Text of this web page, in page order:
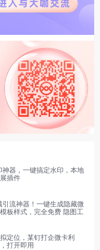
器，一键搞定水印，本地
插件
流神器！一键生成隐藏微
板样式，完全免费 隐图工
定位，某钉打企微卡利
打开即用